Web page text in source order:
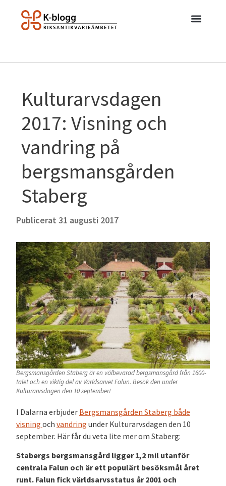
Kulturarvsdagen
2017: Visning och
vandring på
bergsmansgården
Staberg
Publicerat 31 augusti 2017
Bergsmansgården Staberg är en välbevarad bergsmansgård från 1600-
talet och en viktig del av Världsarvet Falun. Besök den under
Kulturarvsdagen den 10 september!
I Dalarna erbjuder Bergsmansgården Staberg både
visning och vandring under Kulturarvsdagen den 10
september. Här får du veta lite mer om Staberg:
Stabergs bergsmansgård ligger 1,2 mil utanför
centrala Falun och är ett populärt besöksmål året
runt. Falun fick världsarvsstatus år 2001 och